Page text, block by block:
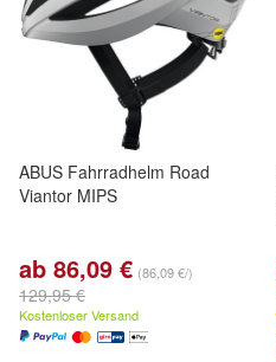
ABUS Fahrradhelm Road
Viantor MIPS
ab 86,09 € (86,09 €/)
129,95 €
Kostenloser Versand